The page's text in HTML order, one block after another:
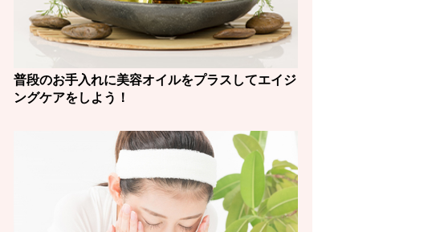
普段のお手入れに美容オイルをプラスしてエイジ
ングケアをしよう！